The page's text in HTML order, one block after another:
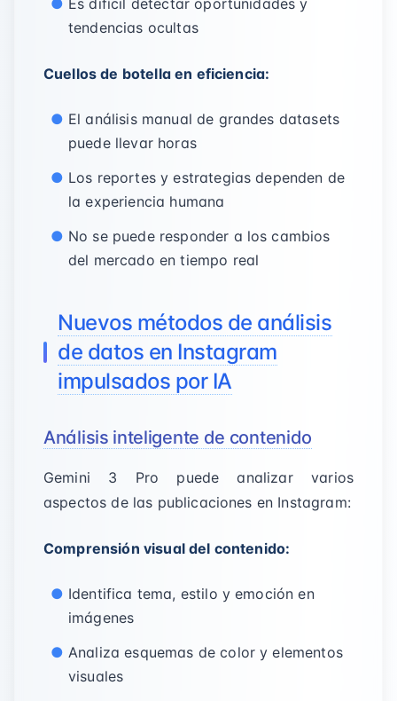
Es difícil detectar oportunidades y
tendencias ocultas
Cuellos de botella en eficiencia:
El análisis manual de grandes datasets
puede llevar horas
Los reportes y estrategias dependen de
la experiencia humana
No se puede responder a los cambios
del mercado en tiempo real
Nuevos métodos de análisis
de datos en Instagram
impulsados por IA
Análisis inteligente de contenido
Gemini 3 Pro puede analizar varios
aspectos de las publicaciones en Instagram:
Comprensión visual del contenido:
Identifica tema, estilo y emoción en
imágenes
Analiza esquemas de color y elementos
visuales